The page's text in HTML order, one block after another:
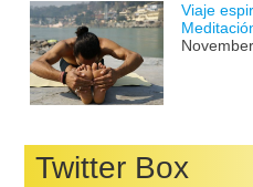
Viaje
Twitter Box